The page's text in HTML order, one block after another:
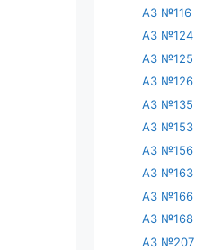
АЗ №116
АЗ №124
АЗ №125
АЗ №126
АЗ №135
АЗ №153
АЗ №156
АЗ №163
АЗ №166
АЗ №168
АЗ №207